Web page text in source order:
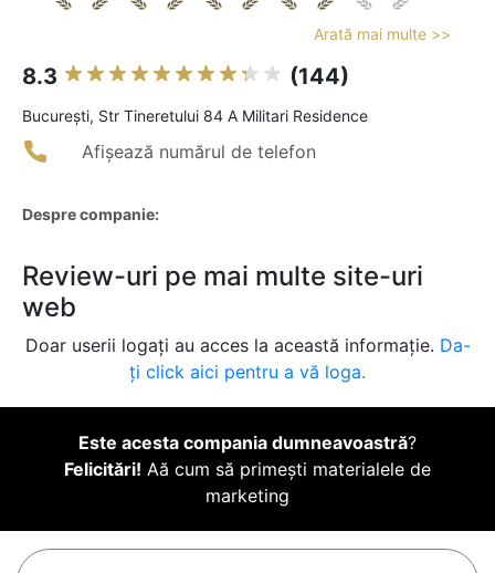
Arată mai multe >>
8.3 (144)
Bucureşti, Str Tineretului 84 A Militari Residence
Afișează numărul de telefon
Despre companie:
Review-uri pe mai multe site-uri
web
Doar userii logați au acces la această informație. Da-
ți click aici pentru a vă loga.
Este acesta compania dumneavoastră?
Felicitări! Aă cum să primești materialele de
marketing